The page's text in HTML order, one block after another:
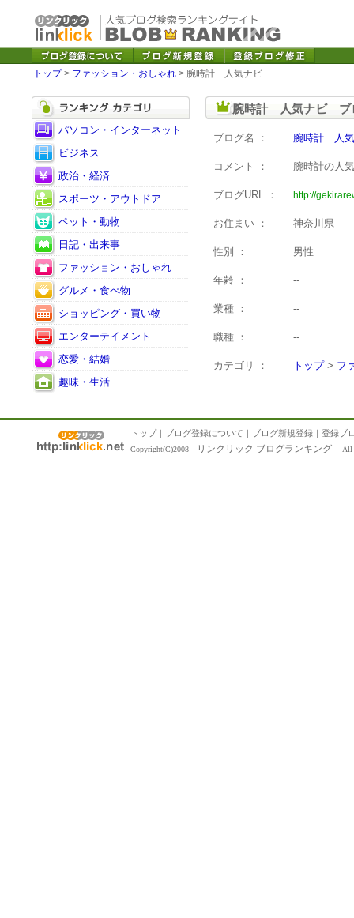
トップ> ファッション・おしゃれ > 腕時計 人気ナビ
パソコン・インターネット
ビジネス
政治・経済
スポーツ・アウトドア
ペット・動物
日記・出来事
ファッション・おしゃれ
グルメ・食べ物
ショッピング・買い物
エンターテイメント
恋愛・結婚
趣味・生活
腕時計 人気ナビ ブ
ブログ名 ： 腕時計 人
コメント ： 腕時計の人
ブログURL ： http://
お住まい ： 神奈川県
性別 ： 男性
年齢 ： --
業種 ： --
職種 ： --
カテゴリ ： トップ> フ
トップ｜ ブログ登録について ｜ ブログ新規登録 ｜ 登録ブ
Copyright(C)2008 リンクリック ブログランキング All